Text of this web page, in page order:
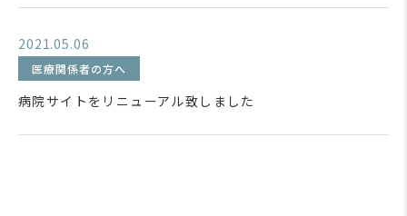
2021.05.06
医療関係者の方へ
病院サイトをリニューアル致しました